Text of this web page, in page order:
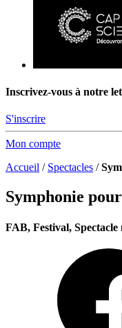
Inscrivez-vous à notre
S'inscrire
Mon compte
Accueil / Spectacles /
Symphonie
FAB, Festival, Spectacle